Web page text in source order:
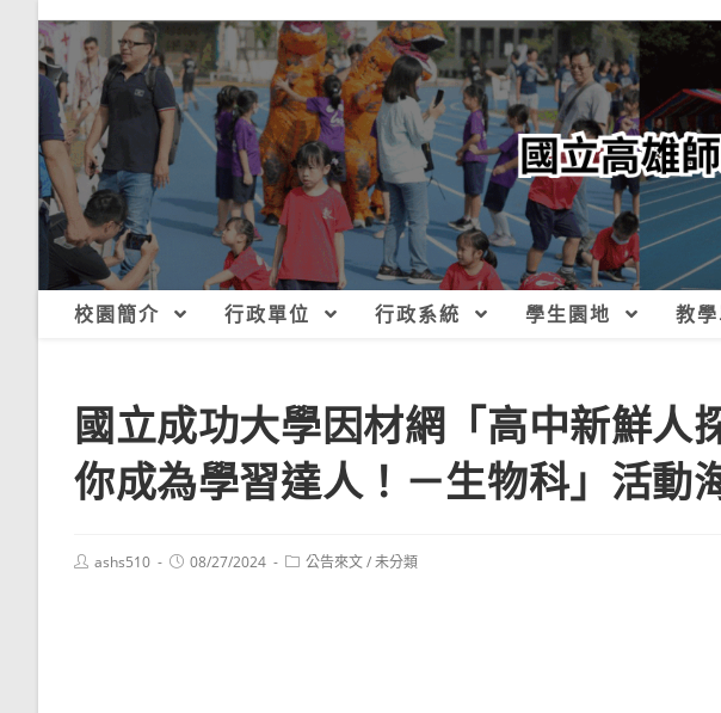
校園簡介 行政單位 行政系統 學生園地 教
國立成功大學因材網「高中新鮮人
你成為學習達人！－生物科」活動
Postashs510
Post08/27/2024
Post公告來文/未分類